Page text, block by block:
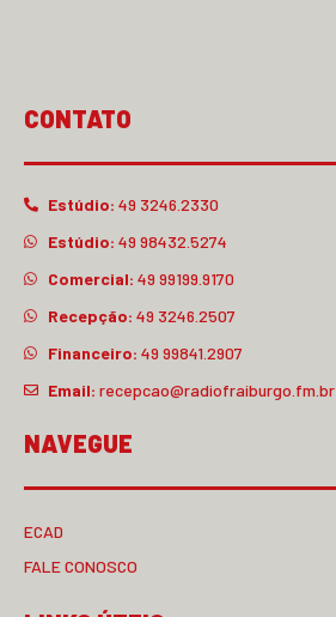
CONTATO
Estúdio: 49 3246.2330
Estúdio: 49 98432.5274
Comercial: 49 99199.9170
Recepção: 49 3246.2507
Financeiro: 49 99841.2907
Email: recepcao@radiofraiburgo.fm.br
NAVEGUE
ECAD
FALE CONOSCO